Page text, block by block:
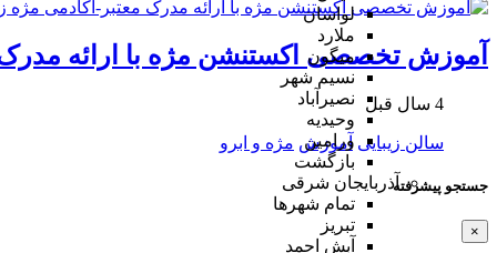
لواسان
ملارد
میگون
نسیم شهر
نصیرآباد
وحیدیه
ورامین
بازگشت
آذربایجان شرقی
تمام شهر‌ها
تبریز
آبش احمد
آموزش تخصصی اکستنشن مژه با ارائه مدرک
4 سال قبل
سالن زیبایی آموزش مژه و ابرو
جستجو پیشرفته
×